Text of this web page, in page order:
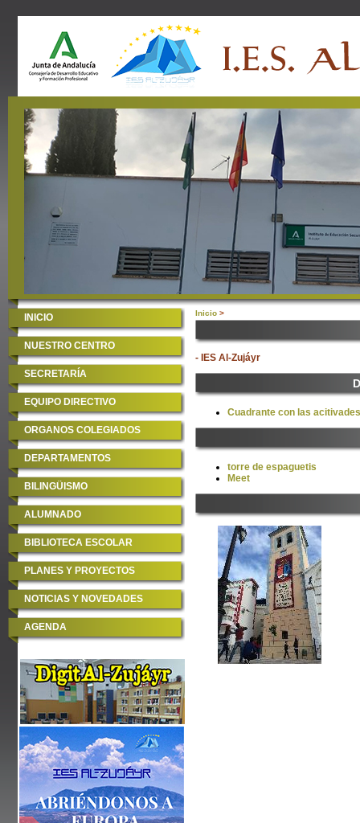
INICIO
NUESTRO CENTRO
SECRETARÍA
EQUIPO DIRECTIVO
ORGANOS COLEGIADOS
DEPARTAMENTOS
BILINGÜISMO
ALUMNADO
BIBLIOTECA ESCOLAR
PLANES Y PROYECTOS
NOTICIAS Y NOVEDADES
AGENDA
Inicio >
- IES Al-Zujáyr
Cuadrante con las acitivades
torre de espaguetis
Meet